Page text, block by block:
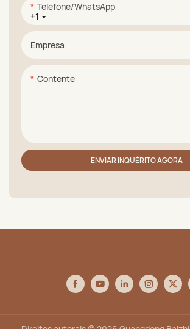
+1
Telefone/WhatsApp
Empresa
Contente
ENVIAR INQUÉRITO AGORA